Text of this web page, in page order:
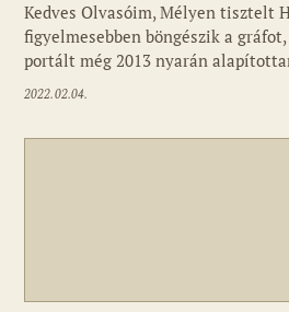
Kedves Olvasóim, Mélyen tisztelt
figyelmesebben böngészik a
portált még 2013 nyarán
2022.02.04.